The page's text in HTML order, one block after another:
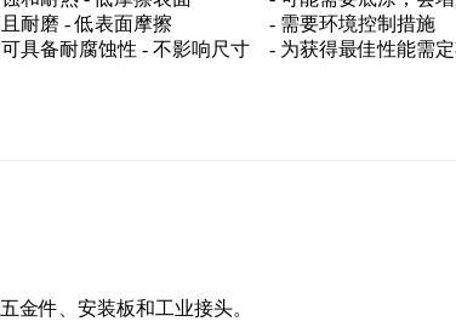
耐磨 - 低表面摩擦
- 需要环境控制措施
具备耐腐蚀性 - 不影响尺寸 - 为获得最佳性能需
金件、安装板和工业接头。